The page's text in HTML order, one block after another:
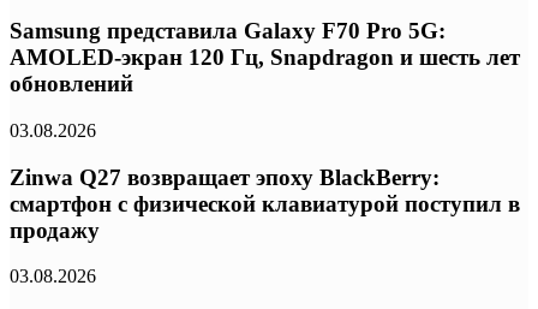
Samsung представила Galaxy F70 Pro 5G:
AMOLED-экран 120 Гц, Snapdragon и шесть лет
обновлений
03.08.2026
Zinwa Q27 возвращает эпоху BlackBerry:
смартфон с физической клавиатурой поступил в
продажу
03.08.2026